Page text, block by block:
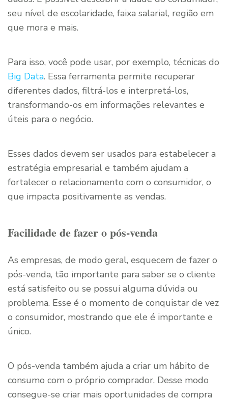
seu nível de escolaridade, faixa salarial, região em
que mora e mais.
Para isso, você pode usar, por exemplo, técnicas do
Big Data. Essa ferramenta permite recuperar
diferentes dados, filtrá-los e interpretá-los,
transformando-os em informações relevantes e
úteis para o negócio.
Esses dados devem ser usados para estabelecer a
estratégia empresarial e também ajudam a
fortalecer o relacionamento com o consumidor, o
que impacta positivamente as vendas.
Facilidade de fazer o pós-venda
As empresas, de modo geral, esquecem de fazer o
pós-venda, tão importante para saber se o cliente
está satisfeito ou se possui alguma dúvida ou
problema. Esse é o momento de conquistar de vez
o consumidor, mostrando que ele é importante e
único.
O pós-venda também ajuda a criar um hábito de
consumo com o próprio comprador. Desse modo
consegue-se criar mais oportunidades de compra